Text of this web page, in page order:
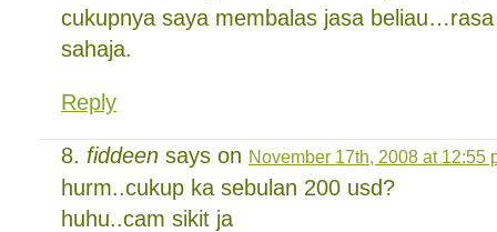
cukupnya saya membalas jasa
sahaja.
Reply
fiddeen says on November 17th, 2008 at 12:55
hurm..cukup ka sebulan 200 usd?
huhu..cam sikit ja